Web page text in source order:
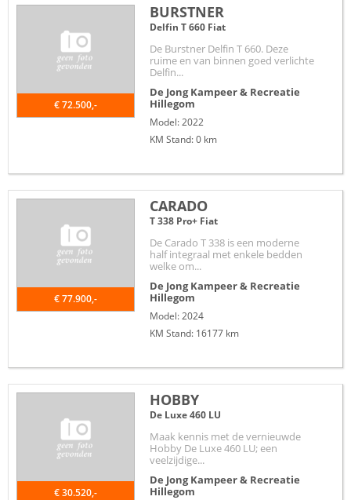
€ 72.500,-
BURSTNER
Delfin T 660 Fiat
De Burstner Delfin T 660. Deze
ruime en van binnen goed verlichte
Delfin...
De Jong Kampeer & Recreatie
Hillegom
Model: 2022
KM Stand: 0 km
€ 77.900,-
CARADO
T 338 Pro+ Fiat
De Carado T 338 is een moderne
half integraal met enkele bedden
welke om...
De Jong Kampeer & Recreatie
Hillegom
Model: 2024
KM Stand: 16177 km
€ 30.520,-
HOBBY
De Luxe 460 LU
Maak kennis met de vernieuwde
Hobby De Luxe 460 LU; een
veelzijdige...
De Jong Kampeer & Recreatie
Hillegom